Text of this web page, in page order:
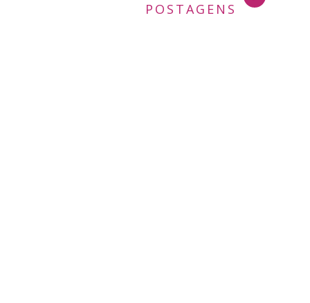
POSTAGENS